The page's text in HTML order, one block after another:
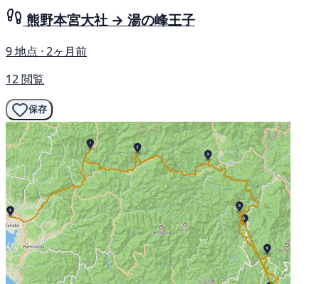
熊野本宮大社 → 湯の峰王子
9 地点 · 2ヶ月前
12 閲覧
保存